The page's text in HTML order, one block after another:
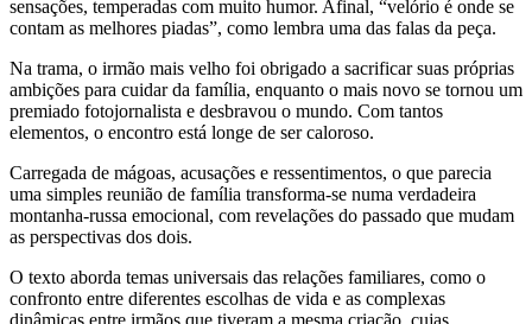
sensações, temperadas com muito humor. Afinal, “velório é onde se
contam as melhores piadas”, como lembra uma das falas da peça.
Na trama, o irmão mais velho foi obrigado a sacrificar suas próprias
ambições para cuidar da família, enquanto o mais novo se tornou um
premiado fotojornalista e desbravou o mundo. Com tantos
elementos, o encontro está longe de ser caloroso.
Carregada de mágoas, acusações e ressentimentos, o que parecia
uma simples reunião de família transforma-se numa verdadeira
montanha-russa emocional, com revelações do passado que mudam
as perspectivas dos dois.
O texto aborda temas universais das relações familiares, como o
confronto entre diferentes escolhas de vida e as complexas
dinâmicas entre irmãos que tiveram a mesma criação, cujas